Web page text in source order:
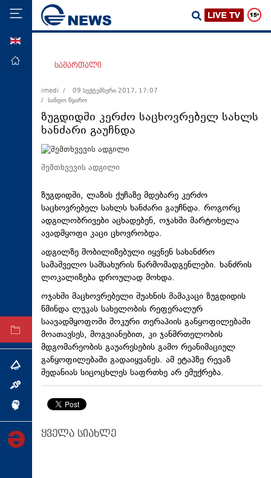
მთავარი
ეკონომიკა
მსოფლიო
თავდაცვა
რეგიონი
სპორტი
ტექნოლოგიები
ტაბლოიდი
არქივი
თემა
ინტერვიუ
ინქვიზიცია
სამართალი
imedi /
09 სექტემბერი 2017, 17:07
/ სანდო წყარო
ზუგდიდში კერძო საცხოვრებელ სახლს
ხანძარი გაუჩნდა
შემთხვევის ადგილი
ზუგდიდში, ლაზის ქუჩაზე მდებარე კერძო
საცხოვრებელ სახლს ხანძარი გაუჩნდა. როგორც
ადგილობრივები აცხადებენ, ოჯახში მარტოხელა
ავადმყოფი კაცი ცხოვრობდა.
ადგილზე მობილიზებული იყვნენ სახანძრო
სამაშველო სამსახურის წარმომადგენლები. ხანძრის
ლოკალიზება დროულად მოხდა.
ოჯახში მაცხოვრებელი შუახნის მამაკაცი ზუგდიდის
წმინდა ლუკას სახელობის რეფერალურ
საავადმყოფოში შოკური თერაპიის განყოფილებაში
მოათავსეს, მოგვიანებით, კი ჯანმრთელობის
მდგომარეობის გაუარესების გამო რეანიმაციულ
განყოფილებაში გადაიყვანეს. ამ ეტაპზე რევაზ
შედანიას სიცოცხლეს საფრთხე არ ემუქრება.
ყველა სიახლე